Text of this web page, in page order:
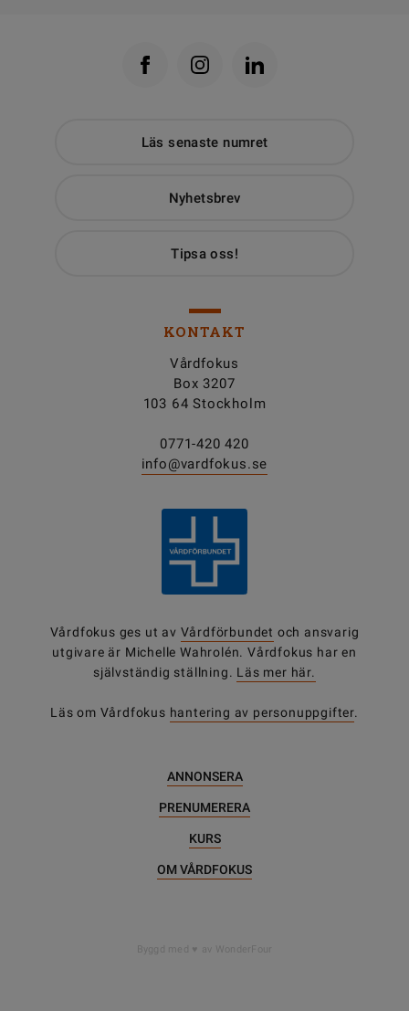
Läs senaste numret
Nyhetsbrev
Tipsa oss!
KONTAKT
Vårdfokus
Box 3207
103 64 Stockholm
0771-420 420
info@vardfokus.se
Vårdfokus ges ut av Vårdförbundet och ansvarig
utgivare är Michelle Wahrolén. Vårdfokus har en
självständig ställning. Läs mer här.
Läs om Vårdfokus hantering av personuppgifter.
ANNONSERA
PRENUMERERA
KURS
OM VÅRDFOKUS
Byggd med av WonderFour